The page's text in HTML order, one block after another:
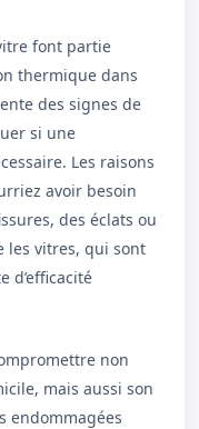
font partie
thermique dans
des signes de
si une
Les raisons
avoir besoin
des éclats ou
les vitres, qui sont
d’efficacité
non
mais aussi son
endommagées